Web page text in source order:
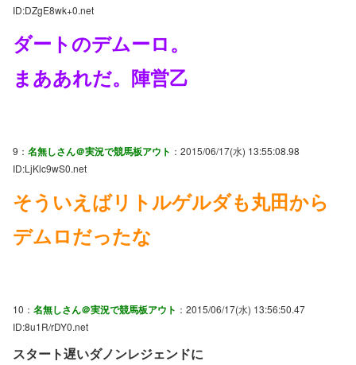
ID:DZgE8wk+0.net
ダートのデムーロ。
まああれだ。陣営乙
9： 名無しさん＠実況で競馬板アウト ：2015/06/17(水) 13:55:08.98
ID:LjKlc9wS0.net
そういえばリトルゲルダも丸田から
デムロだったな
10： 名無しさん＠実況で競馬板アウト ：2015/06/17(水) 13:56:50.47
ID:8u1R/rDY0.net
スタート遅いダノンレジェンドに